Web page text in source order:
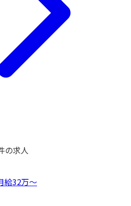
の求人
給32万〜